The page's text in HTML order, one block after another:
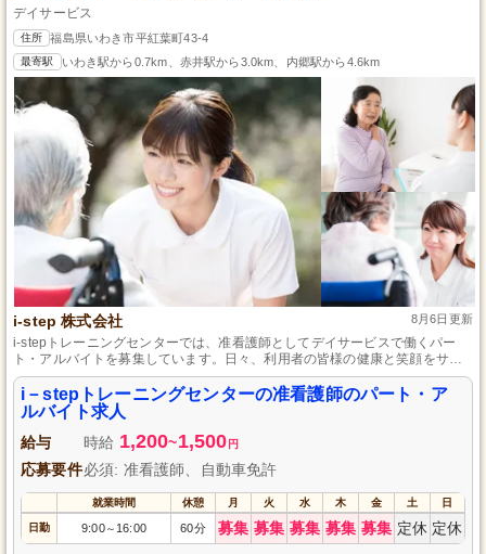
デイサービス
住所 福島県いわき市平紅葉町43-4
最寄駅 いわき駅から0.7km、赤井駅から3.0km、内郷駅から4.6km
i-step 株式会社 8月6日更新
i-stepトレーニングセンターでは、准看護師としてデイサービスで働くパー
ト・アルバイトを募集しています。日々、利用者の皆様の健康と笑顔をサポ
ートするやりがいのあるお仕事です。資格や経験は問わず、初心者でも丁寧
にサポートいたします。地域に根ざした温かい環境で、一緒に成長しません
か？ご興味のある方はぜひご応募ください！
i－stepトレーニングセンターの准看護師のパート・ア
ルバイト求人
給与 時給 1,200~1,500 円
応募要件必須: 准看護師、自動車免許
就業時間 休憩 月 火 水 木 金 土 日
日勤 9:00～ 16:00 60分 募集 募集 募集 募集 募集 定休 定休